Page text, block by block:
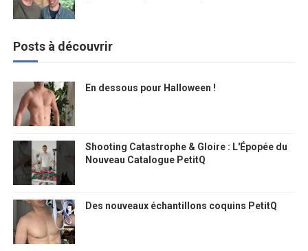
Posts à découvrir
En dessous pour Halloween !
Shooting Catastrophe & Gloire : L'Épopée du
Nouveau Catalogue PetitQ
Des nouveaux échantillons coquins PetitQ